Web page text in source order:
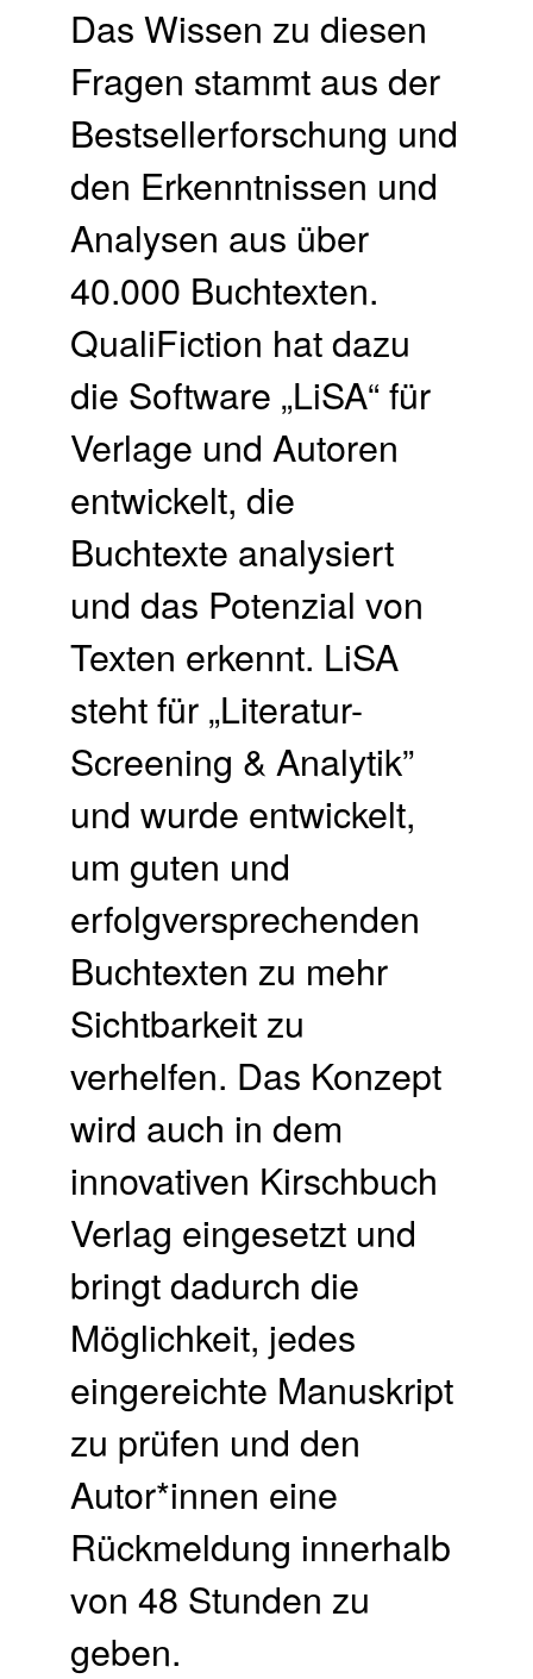
Das Wissen zu diesen
Fragen stammt aus der
Bestsellerforschung und
den Erkenntnissen und
Analysen aus über
40.000 Buchtexten.
QualiFiction hat dazu
die Software „LiSA“ für
Verlage und Autoren
entwickelt, die
Buchtexte analysiert
und das Potenzial von
Texten erkennt. LiSA
steht für „Literatur-
Screening & Analytik”
und wurde entwickelt,
um guten und
erfolgversprechenden
Buchtexten zu mehr
Sichtbarkeit zu
verhelfen. Das Konzept
wird auch in dem
innovativen Kirschbuch
Verlag eingesetzt und
bringt dadurch die
Möglichkeit, jedes
eingereichte Manuskript
zu prüfen und den
Autor*innen eine
Rückmeldung innerhalb
von 48 Stunden zu
geben.